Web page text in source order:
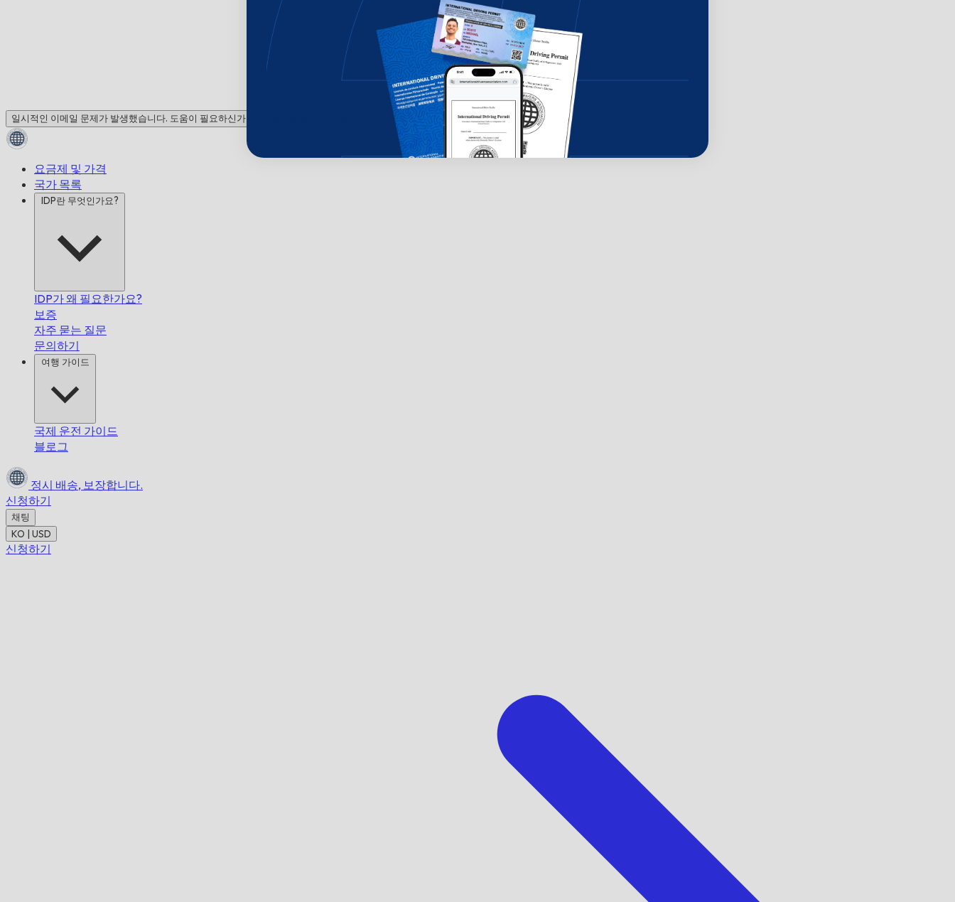
일시적인 이메일 문제가 발생했습니다. 도움이 필요하신가요? 채팅으로 문의하세요!
요금제 및 가격
국가 목록
IDP란 무엇인가요?
IDP가 왜 필요한가요?
보증
자주 묻는 질문
문의하기
여행 가이드
국제 운전 가이드
블로그
정시 배송, 보장합니다.
신청하기
채팅
KO | USD
신청하기